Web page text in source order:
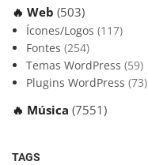
🔥 Web (503)
Ícones/Logos (117)
Fontes (254)
Temas WordPress (59)
Plugins WordPress (73)
🔥 Música (7551)
TAGS